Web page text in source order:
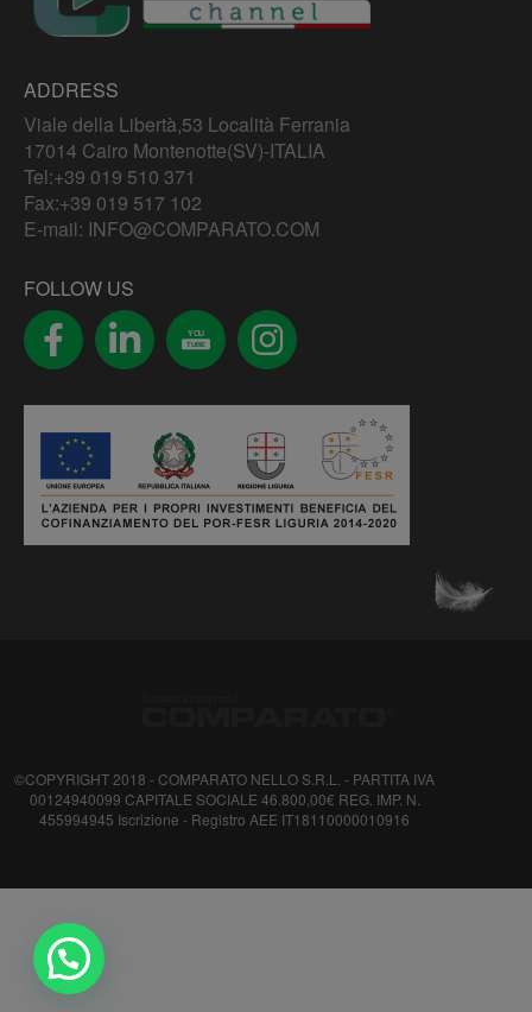
ADDRESS
Viale della Libertà,53 Località Ferrania
17014 Cairo Montenotte(SV)-ITALIA
Tel:+39 019 510 371
Fax:+39 019 517 102
E-mail: INFO@COMPARATO.COM
FOLLOW US
YOU
TUBE
©COPYRIGHT 2018 - COMPARATO NELLO S.R.L. - PARTITA IVA
00124940099 CAPITALE SOCIALE 46.800,00€ REG. IMP. N.
455994945 Iscrizione - Registro AEE IT18110000010916